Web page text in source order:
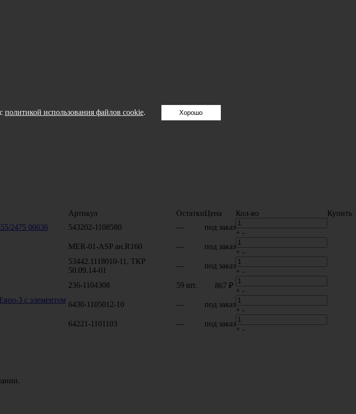
Артикул ОстаткиЦена Кол-во
Купить
2475 00636 543202-1108580 — под заказ
+ -
MER-01-ASP ан.R160 — под заказ
+ -
53442.1118010-11, ТКР
50.09.14-01
— под заказ
+ -
236-1104308 59 шт. 867 ₽
+ -
3 с элементом
6430-1105012-10 — под заказ
+ -
64221-1101103 — под заказ
+ -
политикой использования файлов cookie. Хорошо